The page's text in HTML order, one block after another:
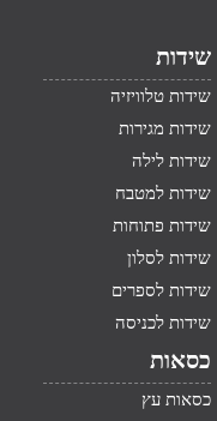
שידות
שידות טלוויזיה
שידות מגירות
שידות לילה
שידות למטבח
שידות פתוחות
שידות לסלון
שידות לספרים
שידות לכניסה
כסאות
כסאות עץ